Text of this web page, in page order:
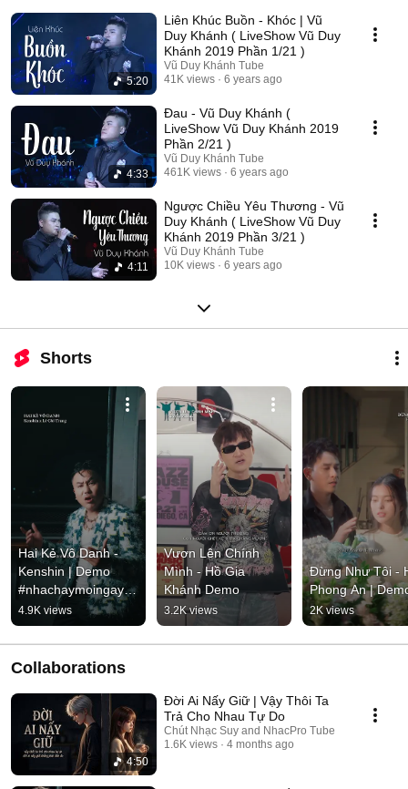
Hưng , Đạt G , Dương Hoàng Yến
5:20
Liên Khúc Buồn - Khóc | Vũ
Duy Khánh ( LiveShow Vũ Duy
Khánh 2019 Phần 1/21 )
Vũ Duy Khánh Tube
41K views
6 years ago
4:33
Đau - Vũ Duy Khánh (
LiveShow Vũ Duy Khánh 2019
Phần 2/21 )
Vũ Duy Khánh Tube
461K views
6 years ago
4:11
Ngược Chiều Yêu Thương - Vũ
Duy Khánh ( LiveShow Vũ Duy
Khánh 2019 Phần 3/21 )
Vũ Duy Khánh Tube
10K views
6 years ago
Shorts
Hai Kẻ Vô Danh -
Kenshin | Demo
#nhachaymoingay
#tamtrang
4.9K views
Vươn Lên Chính
Mình - Hồ Gia
Khánh Demo
3.2K views
Đừng Như Tôi -
Phong An |
2K views
Collaborations
4:50
Đời Ai Nấy Giữ | Vậy Thôi Ta
Trả Cho Nhau Tự Do
Chút Nhạc Suy and NhacPro Tube
1.6K views
4 months ago